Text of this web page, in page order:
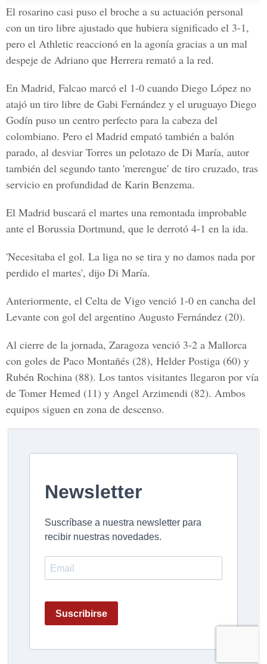
El rosarino casi puso el broche a su actuación personal
con un tiro libre ajustado que hubiera significado el 3-1,
pero el Athletic reaccionó en la agonía gracias a un mal
despeje de Adriano que Herrera remató a la red.
En Madrid, Falcao marcó el 1-0 cuando Diego López no
atajó un tiro libre de Gabi Fernández y el uruguayo Diego
Godín puso un centro perfecto para la cabeza del
colombiano. Pero el Madrid empató también a balón
parado, al desviar Torres un pelotazo de Di María, autor
también del segundo tanto 'merengue' de tiro cruzado, tras
servicio en profundidad de Karin Benzema.
El Madrid buscará el martes una remontada improbable
ante el Borussia Dortmund, que le derrotó 4-1 en la ida.
'Necesitaba el gol. La liga no se tira y no damos nada por
perdido el martes', dijo Di María.
Anteriormente, el Celta de Vigo venció 1-0 en cancha del
Levante con gol del argentino Augusto Fernández (20).
Al cierre de la jornada, Zaragoza venció 3-2 a Mallorca
con goles de Paco Montañés (28), Helder Postiga (60) y
Rubén Rochina (88). Los tantos visitantes llegaron por vía
de Tomer Hemed (11) y Angel Arzimendi (82). Ambos
equipos siguen en zona de descenso.